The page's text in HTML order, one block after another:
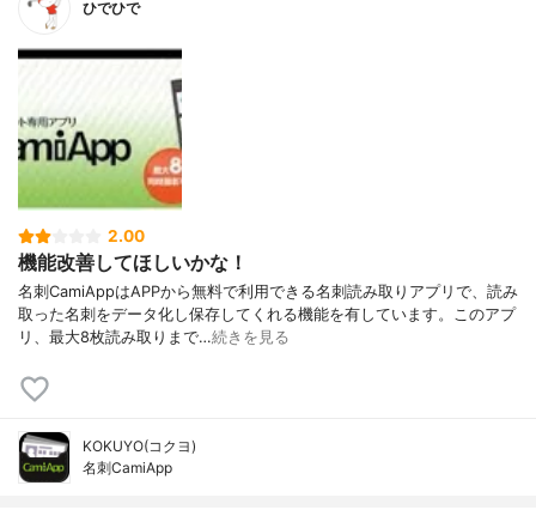
ひでひで
2.00
機能改善してほしいかな！
名刺CamiAppはAPPから無料で利用できる名刺読み取りアプリで、読み
取った名刺をデータ化し保存してくれる機能を有しています。このアプ
リ、最大8枚読み取りまで…続きを見る
KOKUYO(コクヨ)
名刺CamiApp